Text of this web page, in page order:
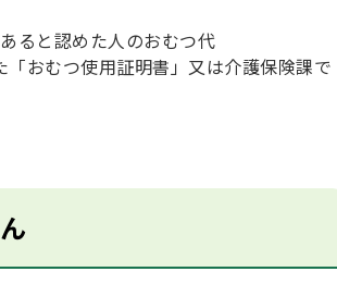
ると認めた人のおむつ代
「おむつ使用証明書」又は介護保険課で